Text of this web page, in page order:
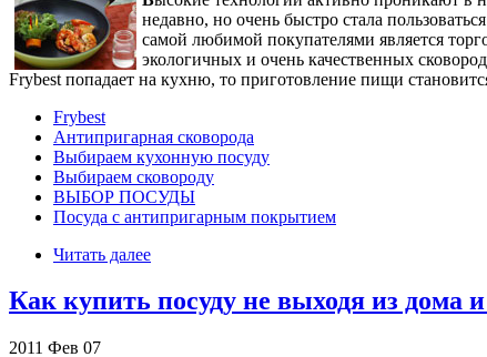
недавно, но очень быстро стала
самой любимой покупателями является
экологичных и очень качественных
Frybest попадает на кухню, то приготовление пищи
Frybest
Антипригарная сковорода
Выбираем кухонную посуду
Выбираем сковороду
ВЫБОР ПОСУДЫ
Посуда с антипригарным покрытием
Читать далее
Как купить посуду не выходя из дома
2011 Фев 07